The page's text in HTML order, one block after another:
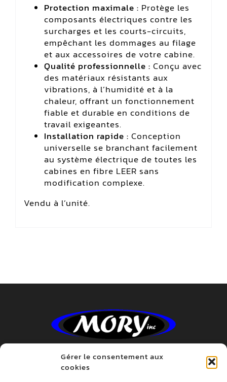
Gérer le consentement aux
cookies
Protection maximale : Protège les
composants électriques contre les
surcharges et les courts-circuits,
empêchant les dommages au filage
et aux accessoires de votre cabine.
Qualité professionnelle : Conçu avec
des matériaux résistants aux
vibrations, à l’humidité et à la
chaleur, offrant un fonctionnement
fiable et durable en conditions de
travail exigeantes.
Installation rapide : Conception
universelle se branchant facilement
au système électrique de toutes les
cabines en fibre LEER sans
modification complexe.
Vendu à l’unité.